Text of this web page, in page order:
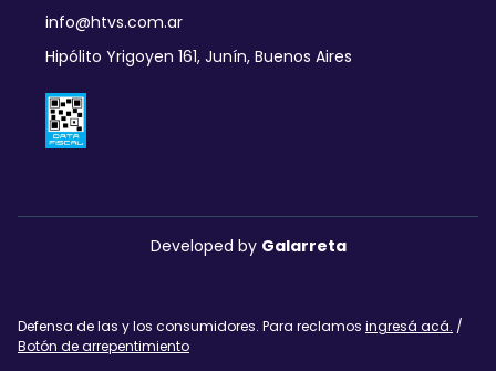
info@htvs.com.ar
Hipólito Yrigoyen 161, Junín, Buenos Aires
Developed by Galarreta
Defensa de las y los consumidores. Para reclamos ingresá acá. /
Botón de arrepentimiento